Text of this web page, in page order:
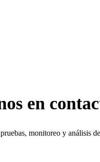
en
monitoreo y análisis